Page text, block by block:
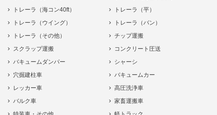
トレーラ（海コン40ft）
トレーラ（平）
トレーラ（ウイング）
トレーラ（バン）
トレーラ（その他）
チップ運搬
スクラップ運搬
コンクリート圧送
バキュームダンパー
シャーシ
穴掘建柱車
バキュームカー
レッカー車
高圧洗浄車
バルク車
家畜運搬車